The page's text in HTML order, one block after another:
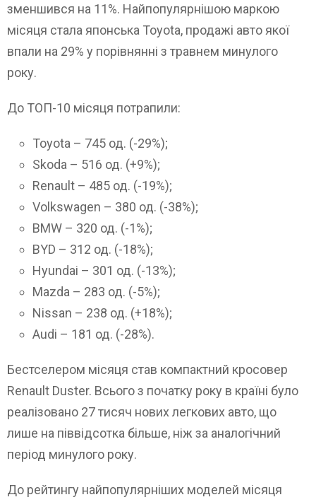
зменшився на 11%. Найпопулярнішою маркою
місяця стала японська Toyota, продажі авто якої
впали на 29% у порівнянні з травнем минулого
року.
До ТОП-10 місяця потрапили:
Toyota – 745 од. (-29%);
Skoda – 516 од. (+9%);
Renault – 485 од. (-19%);
Volkswagen – 380 од. (-38%);
BMW – 320 од. (-1%);
BYD – 312 од. (-18%);
Hyundai – 301 од. (-13%);
Mazda – 283 од. (-5%);
Nissan – 238 од. (+18%);
Audi – 181 од. (-28%).
Бестселером місяця став компактний кросовер
Renault Duster. Всього з початку року в країні було
реалізовано 27 тисяч нових легкових авто, що
лише на піввідсотка більше, ніж за аналогічний
період минулого року.
До рейтингу найпопулярніших моделей місяця